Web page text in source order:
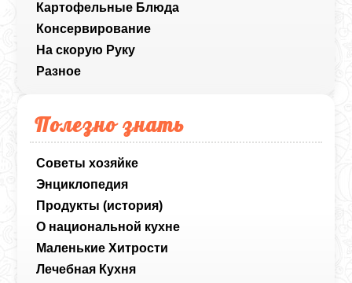
Картофельные Блюда
Консервирование
На скорую Руку
Разное
Полезно знать
Советы хозяйке
Энциклопедия
Продукты (история)
О национальной кухне
Маленькие Хитрости
Лечебная Кухня